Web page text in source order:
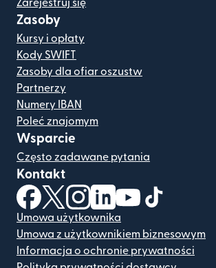
Zarejestruj się
Zasoby
Kursy i opłaty
Kody SWIFT
Zasoby dla ofiar oszustw
Partnerzy
Numery IBAN
Poleć znajomym
Wsparcie
Często zadawane pytania
Kontakt
(otwiera się w nowym oknie)
(otwiera się w nowym oknie)
(otwiera się w nowym
(otwiera się w
(otwiera się w
Umowa użytkownika
Umowa z użytkownikiem biznesowym
Informacja o ochronie prywatności